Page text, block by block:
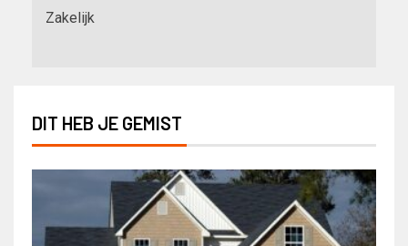
Zakelijk
DIT HEB JE GEMIST